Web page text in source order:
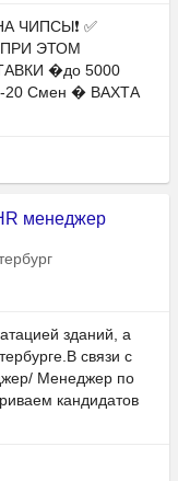
ЧИПСЫ❗️ ✅
ЭТОМ
�до 5000
20 Смен � ВАХТА
менеджер
зданий, а
связи с
Менеджер по
кандидатов